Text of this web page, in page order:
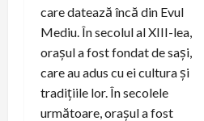
care datează încă din Evul
Mediu. În secolul al XIII-lea,
orașul a fost fondat de sași,
care au adus cu ei cultura și
tradițiile lor. În secolele
următoare, orașul a fost